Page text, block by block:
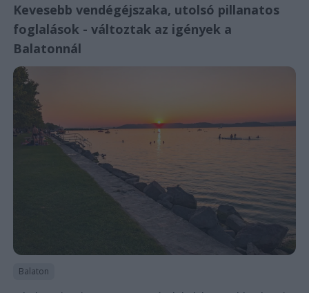
Kevesebb vendégéjszaka, utolsó pillanatos
foglalások - változtak az igények a
Balatonnál
Balaton